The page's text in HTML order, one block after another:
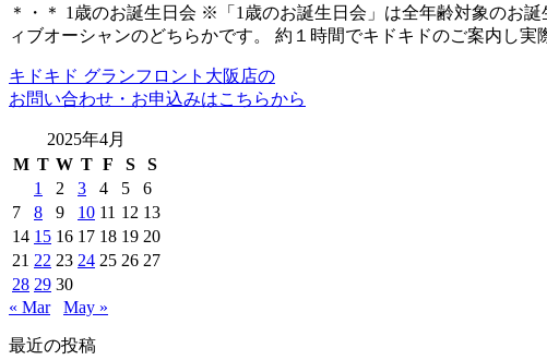
＊・＊ 1歳のお誕生日会 ※「1歳のお誕生日会」は全年齢対象のお
ィブオーシャンのどちらかです。 約１時間でキドキドのご案内し
キドキド グランフロント大阪店の
お問い合わせ・お申込みはこちらから
2025年4月
M T W T F S
S
1
2 3 4 5
6
7
8 9 10 11 12 13
14 15 16 17 18 19 20
21 22 23 24 25 26 27
28 29 30
« Mar
May »
最近の投稿